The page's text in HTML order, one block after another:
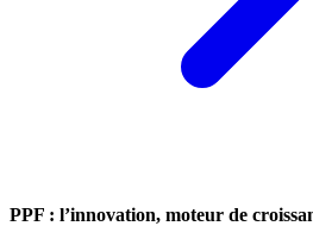
PPF : l’innovation, moteur de